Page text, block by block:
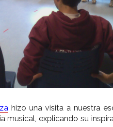
hizo una visita a nuestra
musical, explicando su